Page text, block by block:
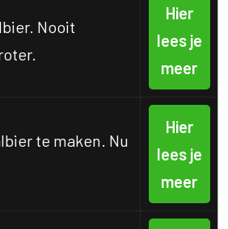
Nooit
Hier
lees je
meer
te maken. Nu
Hier
lees je
meer